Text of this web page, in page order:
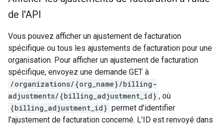
de l'API
Vous pouvez afficher un ajustement de facturation
spécifique ou tous les ajustements de facturation pour une
organisation. Pour afficher un ajustement de facturation
spécifique, envoyez une demande GET à
/organizations/{org_name}/billing-
adjustments/{billing_adjustment_id} , où
{billing_adjustment_id} permet d'identifier
l'ajustement de facturation concerné. L'ID est renvoyé dans